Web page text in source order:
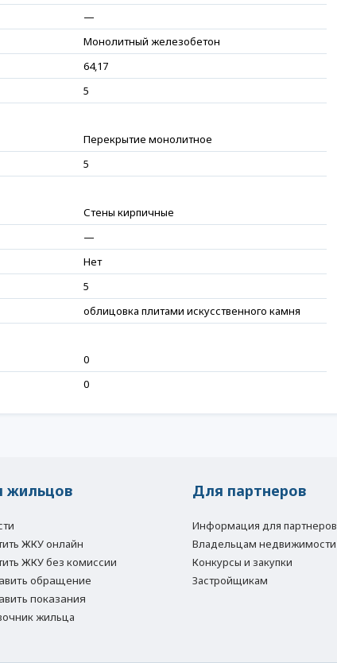
—
Монолитный железобетон
64,17
5
Перекрытие монолитное
5
Стены кирпичные
—
Нет
5
облицовка плитами искусственного камня
0
0
жильцов
ЖКУ онлайн
ЖКУ без комиссии
обращение
показания
жильца
Для партнеров
Информация для партнеров
Владельцам недвижимости
Конкурсы и закупки
Застройщикам